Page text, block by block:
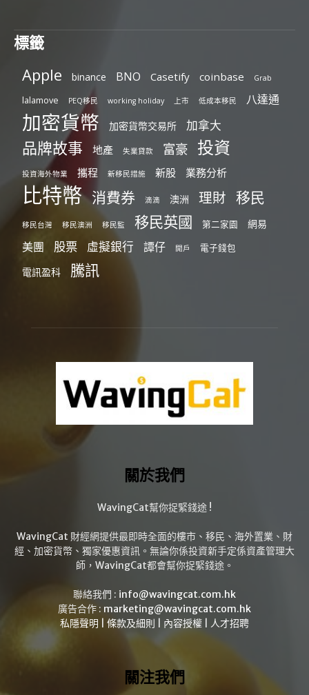
標籤
Apple binance BNO Casetify coinbase Grab
lalamove PEQ移民 working holiday 上市 低成本移民 八達通
加密貨幣 加密貨幣交易所 加拿大
品牌故事 地產 失業貸款 富豪 投資
投資海外物業 攜程 新移民措施 新股 業務分析
比特幣 消費券 滴滴 澳洲 理財 移民
移民台灣 移民澳洲 移民監 移民英國 第二家園 網易
美團 股票 虛擬銀行 譚仔 開戶 電子錢包
電訊盈科 騰訊
關於我們
WavingCat幫你捉緊錢途 !
WavingCat 財經網提供最即時全面的樓市、移民、海外置業、財
經、加密貨幣、獨家優惠資訊。無論你係投資新手定係資產管理大
師，WavingCat都會幫你捉緊錢途。
聯絡我們 : info@wavingcat.com.hk
廣告合作 : marketing@wavingcat.com.hk
私隱聲明
條款及細則 內容授權 人才招聘
關注我們